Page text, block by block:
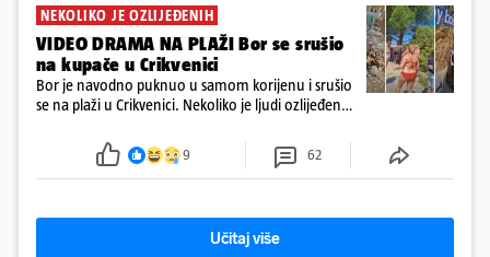
NEKOLIKO JE OZLIJEĐENIH
VIDEO DRAMA NA PLAŽI Bor se srušio
na kupače u Crikvenici
Bor je navodno puknuo u samom korijenu i srušio
se na plaži u Crikvenici. Nekoliko je ljudi ozlijeđeno,
9 62
Učitaj više